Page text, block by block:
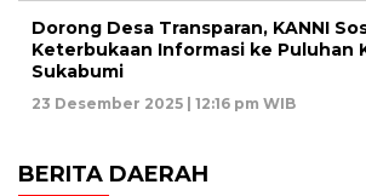
Dorong Desa Transparan, KANNI
Keterbukaan Informasi ke Puluhan
Sukabumi
23 Desember 2025 | 12:16 pm WIB
BERITA DAERAH